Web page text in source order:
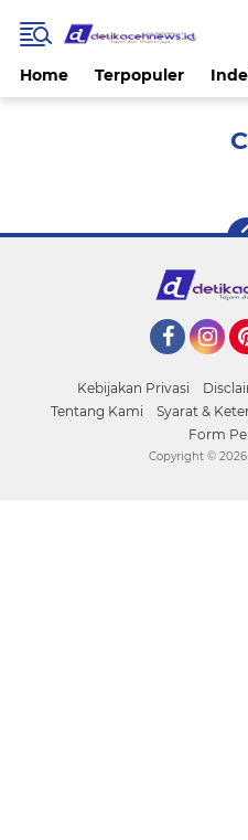
Home Terpopuler
Kebijakan Privasi
Tentang Kami
Syarat &
Form
Copyright ©